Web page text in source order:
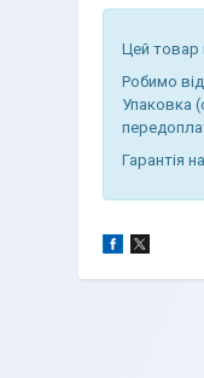
Цей товар
Робимо
Упаковка
Гарантія